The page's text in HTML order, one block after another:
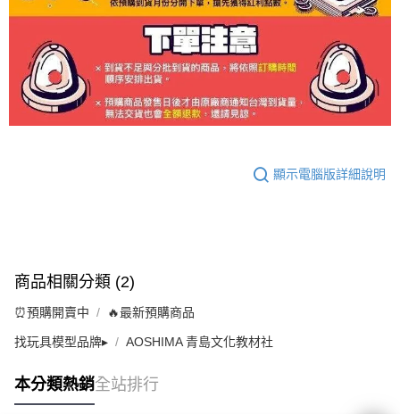
顯示電腦版詳細說明
商品相關分類 (2)
⏰預購開賣中 🔥最新預購商品
找玩具模型品牌▸ AOSHIMA 青島文化教材社
本分類熱銷全站排行